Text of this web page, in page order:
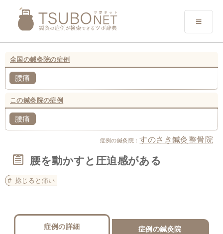
全国の鍼灸院の症例
腰痛
この鍼灸院の症例
腰痛
症例の鍼灸院：すのさき鍼灸整骨院
腰を動かすと圧迫感がある
捻じると痛い
症例の詳細 症例の鍼灸院